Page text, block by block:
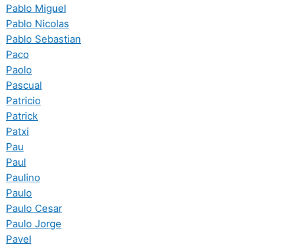
Pablo Miguel
Pablo Nicolas
Pablo Sebastian
Paco
Paolo
Pascual
Patricio
Patrick
Patxi
Pau
Paul
Paulino
Paulo
Paulo Cesar
Paulo Jorge
Pavel